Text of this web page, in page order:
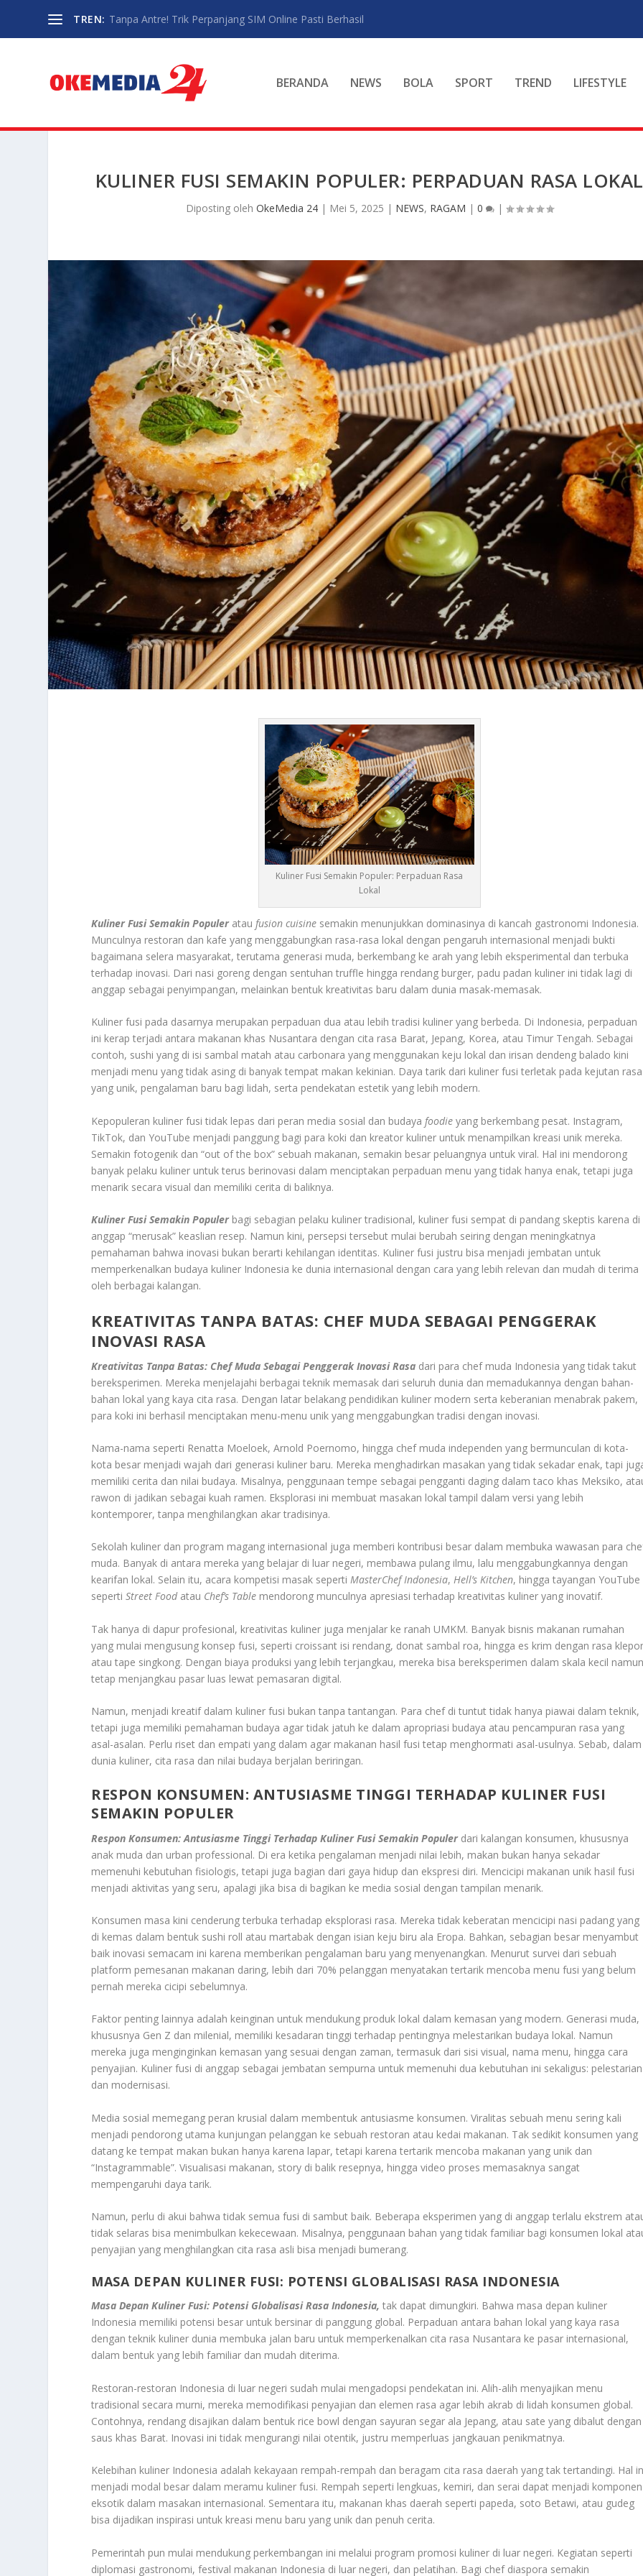
TREN: Tanpa Antre! Trik Perpanjang SIM Online Pasti Berhasil
BERANDA NEWS BOLA SPORT TREND LIFESTYLE
KULINER FUSI SEMAKIN POPULER: PERPADUAN RASA LOKAL
Diposting oleh OkeMedia 24| Mei 5, 2025 | NEWS, RAGAM | 0 |
Kuliner Fusi Semakin Populer: Perpaduan Rasa
Lokal
Kuliner Fusi Semakin Populerataufusion cuisine semakin menunjukkan dominasinya di kancah gastronomi Indonesia.
Munculnya restoran dan kafe yang menggabungkan rasa-rasa lokal dengan pengaruh internasional menjadi bukti
bagaimana selera masyarakat, terutama generasi muda, berkembang ke arah yang lebih eksperimental dan terbuka
terhadap inovasi. Dari nasi goreng dengan sentuhan truffle hingga rendang burger, padu padan kuliner ini tidak lagi di
anggap sebagai penyimpangan, melainkan bentuk kreativitas baru dalam dunia masak-memasak.
Kuliner fusi pada dasarnya merupakan perpaduan dua atau lebih tradisi kuliner yang berbeda. Di Indonesia, perpaduan
ini kerap terjadi antara makanan khas Nusantara dengan cita rasa Barat, Jepang, Korea, atau Timur Tengah. Sebagai
contoh, sushi yang di isi sambal matah atau carbonara yang menggunakan keju lokal dan irisan dendeng balado kini
menjadi menu yang tidak asing di banyak tempat makan kekinian. Daya tarik dari kuliner fusi terletak pada kejutan rasa
yang unik, pengalaman baru bagi lidah, serta pendekatan estetik yang lebih modern.
Kepopuleran kuliner fusi tidak lepas dari peran media sosial dan budaya foodie yang berkembang pesat. Instagram,
TikTok, dan YouTube menjadi panggung bagi para koki dan kreator kuliner untuk menampilkan kreasi unik mereka.
Semakin fotogenik dan “out of the box” sebuah makanan, semakin besar peluangnya untuk viral. Hal ini mendorong
banyak pelaku kuliner untuk terus berinovasi dalam menciptakan perpaduan menu yang tidak hanya enak, tetapi juga
menarik secara visual dan memiliki cerita di baliknya.
Kuliner Fusi Semakin Populer bagi sebagian pelaku kuliner tradisional, kuliner fusi sempat di pandang skeptis karena di
anggap “merusak” keaslian resep. Namun kini, persepsi tersebut mulai berubah seiring dengan meningkatnya
pemahaman bahwa inovasi bukan berarti kehilangan identitas. Kuliner fusi justru bisa menjadi jembatan untuk
memperkenalkan budaya kuliner Indonesia ke dunia internasional dengan cara yang lebih relevan dan mudah di terima
oleh berbagai kalangan.
KREATIVITAS TANPA BATAS: CHEF MUDA SEBAGAI PENGGERAK
INOVASI RASA
Kreativitas Tanpa Batas: Chef Muda Sebagai Penggerak Inovasi Rasa dari para chef muda Indonesia yang tidak takut
bereksperimen. Mereka menjelajahi berbagai teknik memasak dari seluruh dunia dan memadukannya dengan bahan-
bahan lokal yang kaya cita rasa. Dengan latar belakang pendidikan kuliner modern serta keberanian menabrak pakem,
para koki ini berhasil menciptakan menu-menu unik yang menggabungkan tradisi dengan inovasi.
Nama-nama seperti Renatta Moeloek, Arnold Poernomo, hingga chef muda independen yang bermunculan di kota-
kota besar menjadi wajah dari generasi kuliner baru. Mereka menghadirkan masakan yang tidak sekadar enak, tapi
memiliki cerita dan nilai budaya. Misalnya, penggunaan tempe sebagai pengganti daging dalam taco khas Meksiko,
rawon di jadikan sebagai kuah ramen. Eksplorasi ini membuat masakan lokal tampil dalam versi yang lebih
kontemporer, tanpa menghilangkan akar tradisinya.
Sekolah kuliner dan program magang internasional juga memberi kontribusi besar dalam membuka wawasan para
muda. Banyak di antara mereka yang belajar di luar negeri, membawa pulang ilmu, lalu menggabungkannya dengan
kearifan lokal. Selain itu, acara kompetisi masak sepertiMasterChef Indonesia,Hell’s Kitchen, hingga tayangan YouTube
sepertiStreet Foodatau Chef’s Table mendorong munculnya apresiasi terhadap kreativitas kuliner yang inovatif.
Tak hanya di dapur profesional, kreativitas kuliner juga menjalar ke ranah UMKM. Banyak bisnis makanan rumahan
yang mulai mengusung konsep fusi, seperti croissant isi rendang, donat sambal roa, hingga es krim dengan rasa
atau tape singkong. Dengan biaya produksi yang lebih terjangkau, mereka bisa bereksperimen dalam skala kecil
tetap menjangkau pasar luas lewat pemasaran digital.
Namun, menjadi kreatif dalam kuliner fusi bukan tanpa tantangan. Para chef di tuntut tidak hanya piawai dalam teknik,
tetapi juga memiliki pemahaman budaya agar tidak jatuh ke dalam apropriasi budaya atau pencampuran rasa yang
asal-asalan. Perlu riset dan empati yang dalam agar makanan hasil fusi tetap menghormati asal-usulnya. Sebab, dalam
dunia kuliner, cita rasa dan nilai budaya berjalan beriringan.
RESPON KONSUMEN: ANTUSIASME TINGGI TERHADAP KULINER FUSI
SEMAKIN POPULER
Respon Konsumen: Antusiasme Tinggi Terhadap Kuliner Fusi Semakin Populerdari kalangan konsumen, khususnya
anak muda dan urban professional. Di era ketika pengalaman menjadi nilai lebih, makan bukan hanya sekadar
memenuhi kebutuhan fisiologis, tetapi juga bagian dari gaya hidup dan ekspresi diri. Mencicipi makanan unik hasil fusi
menjadi aktivitas yang seru, apalagi jika bisa di bagikan ke media sosial dengan tampilan menarik.
Konsumen masa kini cenderung terbuka terhadap eksplorasi rasa. Mereka tidak keberatan mencicipi nasi padang yang
di kemas dalam bentuk sushi roll atau martabak dengan isian keju biru ala Eropa. Bahkan, sebagian besar menyambut
baik inovasi semacam ini karena memberikan pengalaman baru yang menyenangkan. Menurut survei dari sebuah
platform pemesanan makanan daring, lebih dari 70% pelanggan menyatakan tertarik mencoba menu fusi yang belum
pernah mereka cicipi sebelumnya.
Faktor penting lainnya adalah keinginan untuk mendukung produk lokal dalam kemasan yang modern. Generasi muda,
khususnya Gen Z dan milenial, memiliki kesadaran tinggi terhadap pentingnya melestarikan budaya lokal. Namun
mereka juga menginginkan kemasan yang sesuai dengan zaman, termasuk dari sisi visual, nama menu, hingga cara
penyajian. Kuliner fusi di anggap sebagai jembatan sempurna untuk memenuhi dua kebutuhan ini sekaligus: pelestarian
dan modernisasi.
Media sosial memegang peran krusial dalam membentuk antusiasme konsumen. Viralitas sebuah menu sering kali
menjadi pendorong utama kunjungan pelanggan ke sebuah restoran atau kedai makanan. Tak sedikit konsumen yang
datang ke tempat makan bukan hanya karena lapar, tetapi karena tertarik mencoba makanan yang unik dan
“Instagrammable”. Visualisasi makanan, story di balik resepnya, hingga video proses memasaknya sangat
mempengaruhi daya tarik.
Namun, perlu di akui bahwa tidak semua fusi di sambut baik. Beberapa eksperimen yang di anggap terlalu ekstrem
tidak selaras bisa menimbulkan kekecewaan. Misalnya, penggunaan bahan yang tidak familiar bagi konsumen lokal
penyajian yang menghilangkan cita rasa asli bisa menjadi bumerang.
MASA DEPAN KULINER FUSI: POTENSI GLOBALISASI RASA INDONESIA
Masa Depan Kuliner Fusi: Potensi Globalisasi Rasa Indonesia, tak dapat dimungkiri. Bahwa masa depan kuliner
Indonesia memiliki potensi besar untuk bersinar di panggung global. Perpaduan antara bahan lokal yang kaya rasa
dengan teknik kuliner dunia membuka jalan baru untuk memperkenalkan cita rasa Nusantara ke pasar internasional,
dalam bentuk yang lebih familiar dan mudah diterima.
Restoran-restoran Indonesia di luar negeri sudah mulai mengadopsi pendekatan ini. Alih-alih menyajikan menu
tradisional secara murni, mereka memodifikasi penyajian dan elemen rasa agar lebih akrab di lidah konsumen global.
Contohnya, rendang disajikan dalam bentuk rice bowl dengan sayuran segar ala Jepang, atau sate yang dibalut dengan
saus khas Barat. Inovasi ini tidak mengurangi nilai otentik, justru memperluas jangkauan penikmatnya.
Kelebihan kuliner Indonesia adalah kekayaan rempah-rempah dan beragam cita rasa daerah yang tak tertandingi. Hal
menjadi modal besar dalam meramu kuliner fusi. Rempah seperti lengkuas, kemiri, dan serai dapat menjadi komponen
eksotik dalam masakan internasional. Sementara itu, makanan khas daerah seperti papeda, soto Betawi, atau gudeg
bisa dijadikan inspirasi untuk kreasi menu baru yang unik dan penuh cerita.
Pemerintah pun mulai mendukung perkembangan ini melalui program promosi kuliner di luar negeri. Kegiatan seperti
diplomasi gastronomi, festival makanan Indonesia di luar negeri, dan pelatihan. Bagi chef diaspora semakin